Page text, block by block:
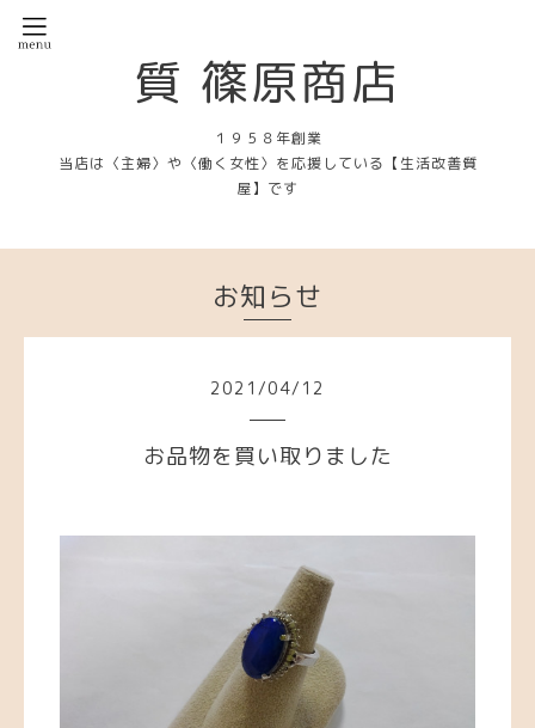
質 篠原商店
１９５８年創業
当店は〈主婦〉や〈働く女性〉を応援している【生活改善質
屋】です
お知らせ
2021 /04/ 12
お品物を買い取りました